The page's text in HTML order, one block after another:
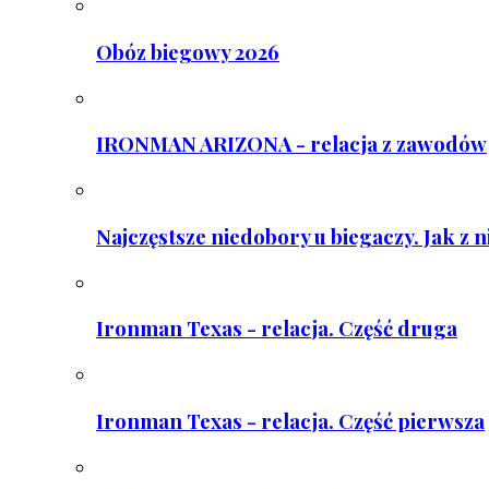
Obóz biegowy 2026
IRONMAN ARIZONA - relacja z zawodów
Najczęstsze niedobory u biegaczy. Jak z
Ironman Texas - relacja. Część druga
Ironman Texas - relacja. Część pierwsza